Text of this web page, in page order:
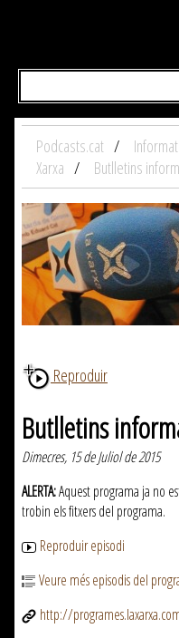
Podcasts.cat
Xarxa
Butlletins
Reproduir
Butlletins
Dimecres, 15 de Juliol de 2015
ALERTA:Aquest programa ja no
trobin els fitxers del programa.
Reproduir episodi
Veure més episodis del
http://